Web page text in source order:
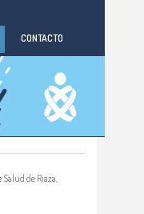
CONTACTO
de Riaza,